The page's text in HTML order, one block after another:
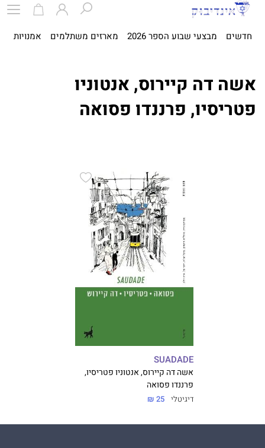
חדשים מבצעי שבוע הספר 2026 מארזים משתלמים אמנויות
אשה דה קיירוס, אנטוניו
פטריסיו, פרננדו פסואה
SUADADE
אשה דה קיירוס, אנטוניו פטריסיו,
פרננדו פסואה
דיגיטלי 25 ₪